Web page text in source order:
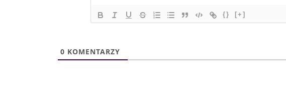
{} [+]
0 KOMENTARZY